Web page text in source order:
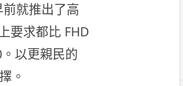
就推出了高
要求都比 FHD
以更親民的
。